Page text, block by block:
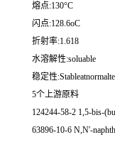
熔点:130°C
闪点:128.6oC
折射率:1.618
水溶解性:soluable
稳定性
5个上游原料
124244-58-2 1,5-bis-
63896-10-6 N,N'-